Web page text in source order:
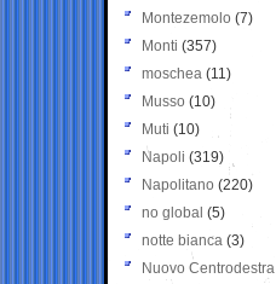
Montezemolo (7)
Monti (357)
moschea (11)
Musso (10)
Muti (10)
Napoli (319)
Napolitano (220)
no global (5)
notte bianca (3)
Nuovo Centrodestra